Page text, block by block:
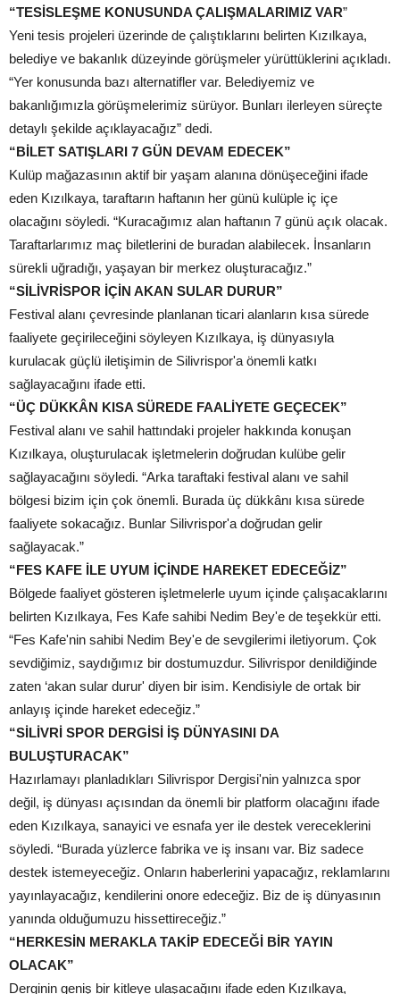
“TESİSLEŞME KONUSUNDA ÇALIŞMALARIMIZ VAR”
Yeni tesis projeleri üzerinde de çalıştıklarını belirten Kızılkaya,
belediye ve bakanlık düzeyinde görüşmeler yürüttüklerini açıkladı.
“Yer konusunda bazı alternatifler var. Belediyemiz ve
bakanlığımızla görüşmelerimiz sürüyor. Bunları ilerleyen süreçte
detaylı şekilde açıklayacağız” dedi.
“BİLET SATIŞLARI 7 GÜN DEVAM EDECEK”
Kulüp mağazasının aktif bir yaşam alanına dönüşeceğini ifade
eden Kızılkaya, taraftarın haftanın her günü kulüple iç içe
olacağını söyledi. “Kuracağımız alan haftanın 7 günü açık olacak.
Taraftarlarımız maç biletlerini de buradan alabilecek. İnsanların
sürekli uğradığı, yaşayan bir merkez oluşturacağız.”
“SİLİVRİSPOR İÇİN AKAN SULAR DURUR”
Festival alanı çevresinde planlanan ticari alanların kısa sürede
faaliyete geçirileceğini söyleyen Kızılkaya, iş dünyasıyla
kurulacak güçlü iletişimin de Silivrispor'a önemli katkı
sağlayacağını ifade etti.
“ÜÇ DÜKKÂN KISA SÜREDE FAALİYETE GEÇECEK”
Festival alanı ve sahil hattındaki projeler hakkında konuşan
Kızılkaya, oluşturulacak işletmelerin doğrudan kulübe gelir
sağlayacağını söyledi. “Arka taraftaki festival alanı ve sahil
bölgesi bizim için çok önemli. Burada üç dükkânı kısa sürede
faaliyete sokacağız. Bunlar Silivrispor'a doğrudan gelir
sağlayacak.”
“FES KAFE İLE UYUM İÇİNDE HAREKET EDECEĞİZ”
Bölgede faaliyet gösteren işletmelerle uyum içinde çalışacaklarını
belirten Kızılkaya, Fes Kafe sahibi Nedim Bey'e de teşekkür etti.
“Fes Kafe'nin sahibi Nedim Bey'e de sevgilerimi iletiyorum. Çok
sevdiğimiz, saydığımız bir dostumuzdur. Silivrispor denildiğinde
zaten ‘akan sular durur' diyen bir isim. Kendisiyle de ortak bir
anlayış içinde hareket edeceğiz.”
“SİLİVRİ SPOR DERGİSİ İŞ DÜNYASINI DA
BULUŞTURACAK”
Hazırlamayı planladıkları Silivrispor Dergisi'nin yalnızca spor
değil, iş dünyası açısından da önemli bir platform olacağını ifade
eden Kızılkaya, sanayici ve esnafa yer ile destek vereceklerini
söyledi. “Burada yüzlerce fabrika ve iş insanı var. Biz sadece
destek istemeyeceğiz. Onların haberlerini yapacağız, reklamlarını
yayınlayacağız, kendilerini onore edeceğiz. Biz de iş dünyasının
yanında olduğumuzu hissettireceğiz.”
“HERKESİN MERAKLA TAKİP EDECEĞİ BİR YAYIN
OLACAK”
Derginin geniş bir kitleye ulaşacağını ifade eden Kızılkaya,